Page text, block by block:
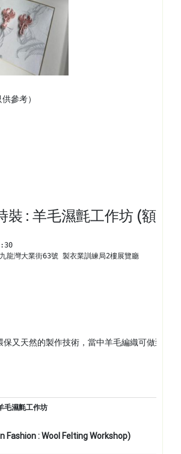
供參考）
裝 : 羊毛濕氈工作坊 (額滿)
龍灣大業街63號 製衣業訓練局2樓展覽廳
保又天然的製作技術，當中羊毛編織可做到零
毛濕氈工作坊
Fashion : Wool Felting Workshop)